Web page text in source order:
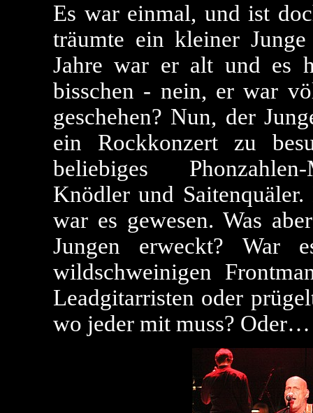
Es war einmal, und ist
träumte ein kleiner
Jahre war er alt und es
bisschen - nein, er war
geschehen? Nun, der
ein Rockkonzert zu
beliebiges Phonzahlen-
Knödler und
war es gewesen. Was
Jungen erweckt? War
wildschweinigen
Leadgitarristen oder
wo jeder mit muss?